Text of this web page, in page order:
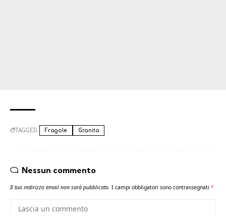
TAGGED: Fragole Granita
Nessun commento
Il tuo indirizzo email non sarà pubblicato. I campi obbligatori sono contrassegnati *